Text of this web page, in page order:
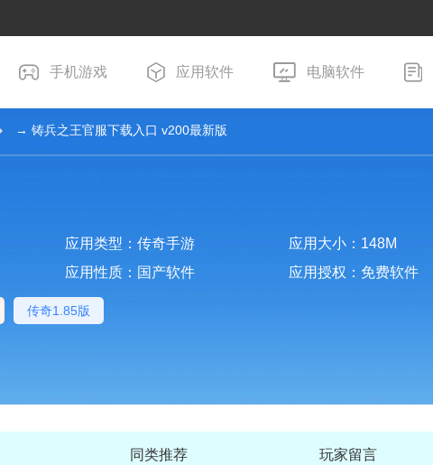
手机游戏 应用软件 电脑软件
→ 铸兵之王官服下载入口 v200最新版
应用类型：传奇手游
应用大小：148M
应用性质：国产软件 应用授权：免费软件
传奇1.85版
同类推荐 玩家留言